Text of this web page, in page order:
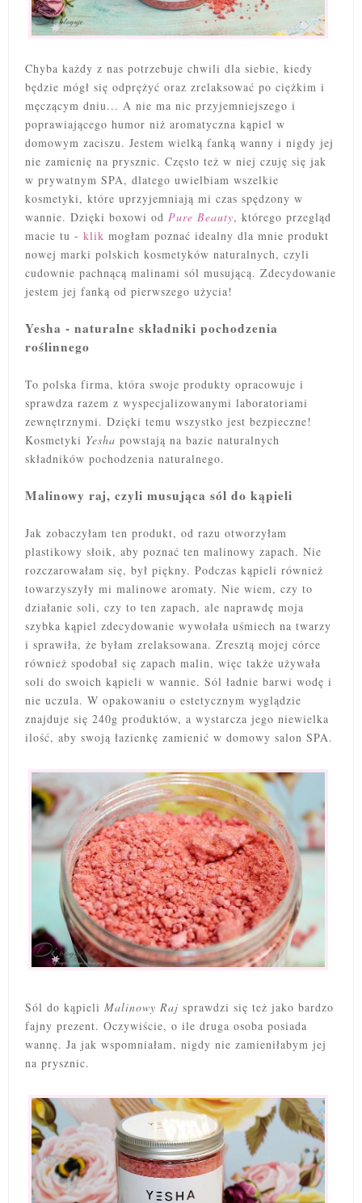
Chyba każdy z nas potrzebuje chwili dla siebie, kiedy
będzie mógł się odprężyć oraz zrelaksować po ciężkim i
męczącym dniu... A nie ma nic przyjemniejszego i
poprawiającego humor niż aromatyczna kąpiel w
domowym zaciszu. Jestem wielką fanką wanny i nigdy jej
nie zamienię na prysznic. Często też w niej czuję się jak
w prywatnym SPA, dlatego uwielbiam wszelkie
kosmetyki, które uprzyjemniają mi czas spędzony w
wannie. Dzięki boxowi od Pure Beauty, którego przegląd
macie tu - klik mogłam poznać idealny dla mnie produkt
nowej marki polskich kosmetyków naturalnych, czyli
cudownie pachnącą malinami sól musującą. Zdecydowanie
jestem jej fanką od pierwszego użycia!
Yesha - naturalne składniki pochodzenia
roślinnego
To polska firma, która swoje produkty opracowuje i
sprawdza razem z wyspecjalizowanymi laboratoriami
zewnętrznymi. Dzięki temu wszystko jest bezpieczne!
Kosmetyki Yesha powstają na bazie naturalnych
składników pochodzenia naturalnego.
Malinowy raj, czyli musująca sól do kąpieli
Jak zobaczyłam ten produkt, od razu otworzyłam
plastikowy słoik, aby poznać ten malinowy zapach. Nie
rozczarowałam się, był piękny. Podczas kąpieli również
towarzyszyły mi malinowe aromaty. Nie wiem, czy to
działanie soli, czy to ten zapach, ale naprawdę moja
szybka kąpiel zdecydowanie wywołała uśmiech na twarzy
i sprawiła, że byłam zrelaksowana. Zresztą mojej córce
również spodobał się zapach malin, więc także używała
soli do swoich kąpieli w wannie. Sól ładnie barwi wodę i
nie uczula. W opakowaniu o estetycznym wyglądzie
znajduje się 240g produktów, a wystarcza jego niewielka
ilość, aby swoją łazienkę zamienić w domowy salon SPA.
Sól do kąpieli Malinowy Raj sprawdzi się też jako bardzo
fajny prezent. Oczywiście, o ile druga osoba posiada
wannę. Ja jak wspomniałam, nigdy nie zamieniłabym jej
na prysznic.